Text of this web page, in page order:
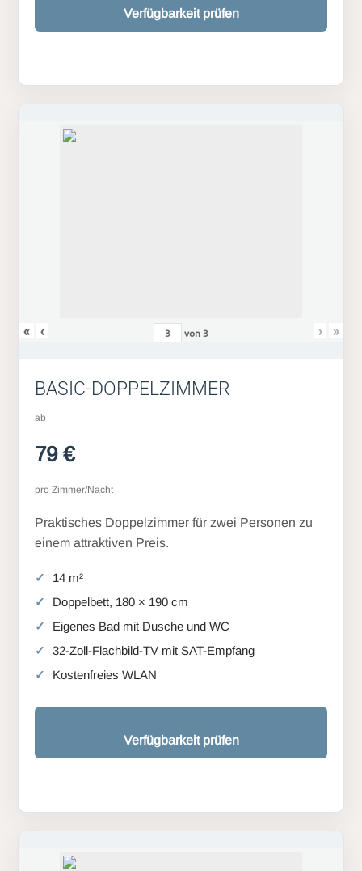
Verfügbarkeit prüfen
« ‹ von3 › »
BASIC-DOPPELZIMMER
ab
79 €
pro Zimmer/Nacht
Praktisches Doppelzimmer für zwei Personen zu
einem attraktiven Preis.
14 m²
Doppelbett, 180 × 190 cm
Eigenes Bad mit Dusche und WC
32-Zoll-Flachbild-TV mit SAT-Empfang
Kostenfreies WLAN
Verfügbarkeit prüfen